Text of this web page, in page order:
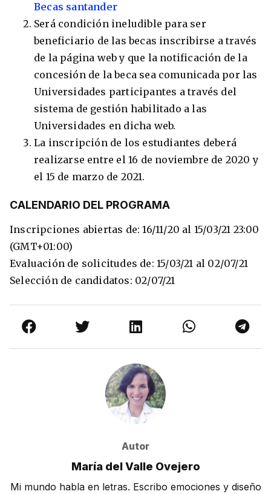
Becas santander
Será condición ineludible para ser
beneficiario de las becas inscribirse a través
de la página web y que la notificación de la
concesión de la beca sea comunicada por las
Universidades participantes a través del
sistema de gestión habilitado a las
Universidades en dicha web.
La inscripción de los estudiantes deberá
realizarse entre el 16 de noviembre de 2020 y
el 15 de marzo de 2021.
CALENDARIO DEL PROGRAMA
Inscripciones abiertas de: 16/11/20 al 15/03/21 23:00
(GMT+01:00)
Evaluación de solicitudes de: 15/03/21 al 02/07/21
Selección de candidatos: 02/07/21
Autor
María del Valle Ovejero
Mi mundo habla en letras. Escribo emociones y diseño